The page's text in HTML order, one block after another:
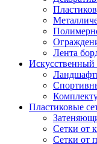
Лента
Искусственный
Пластиковые
Сетки от
Сетки от